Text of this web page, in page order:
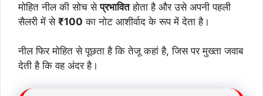
मोहित नील की सोच सेप्रभावितहोता है और उसे अपनी पहली
सैलरी में से ₹100 का नोट आशीर्वाद के रूप में देता है।
नील फिर मोहित से पूछता है कि तेजू कहां है, जिस पर मुख्ता जवाब
देती है कि वह अंदर है।